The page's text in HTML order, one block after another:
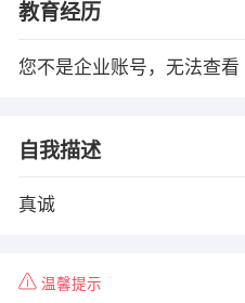
教育经历
您不是企业账号，无法查看
自我描述
真诚
温馨提示